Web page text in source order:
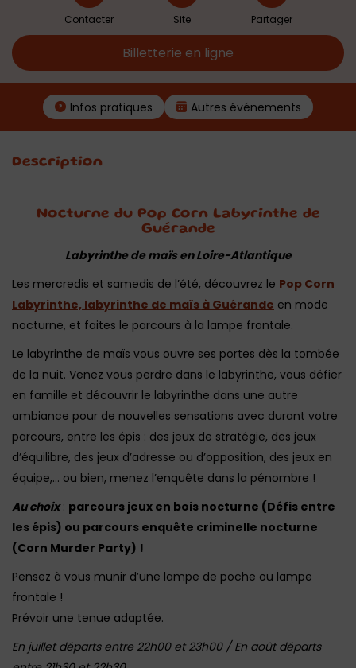
Contacter Site Partager
Billetterie en ligne
Infos pratiques Autres événements
Description
Nocturne du Pop Corn Labyrinthe de
Guérande
Labyrinthe de maïs en Loire-Atlantique
Les mercredis et samedis de l’été, découvrez le Pop Corn
Labyrinthe, labyrinthe de maïs à Guérande en mode
nocturne, et faites le parcours à la lampe frontale.
Le labyrinthe de maïs vous ouvre ses portes dès la tombée
de la nuit. Venez vous perdre dans le labyrinthe, vous défier
en famille et découvrir le labyrinthe dans une autre
ambiance pour de nouvelles sensations avec durant votre
parcours, entre les épis : des jeux de stratégie, des jeux
d’équilibre, des jeux d’adresse ou d’opposition, des jeux en
équipe,… ou bien, menez l’enquête dans la pénombre !
Au choix: parcours jeux en bois nocturne (Défis entre
les épis) ou parcours enquête criminelle nocturne
(Corn Murder Party) !
Pensez à vous munir d’une lampe de poche ou lampe
frontale !
Prévoir une tenue adaptée.
En juillet départs entre 22h00 et 23h00 / En août départs